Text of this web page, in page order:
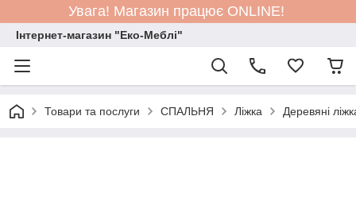
Увага! Магазин працює ONLINE!
Інтернет-магазин "Еко-Меблі"
Товари та послуги СПАЛЬНЯ Ліжка Деревяні